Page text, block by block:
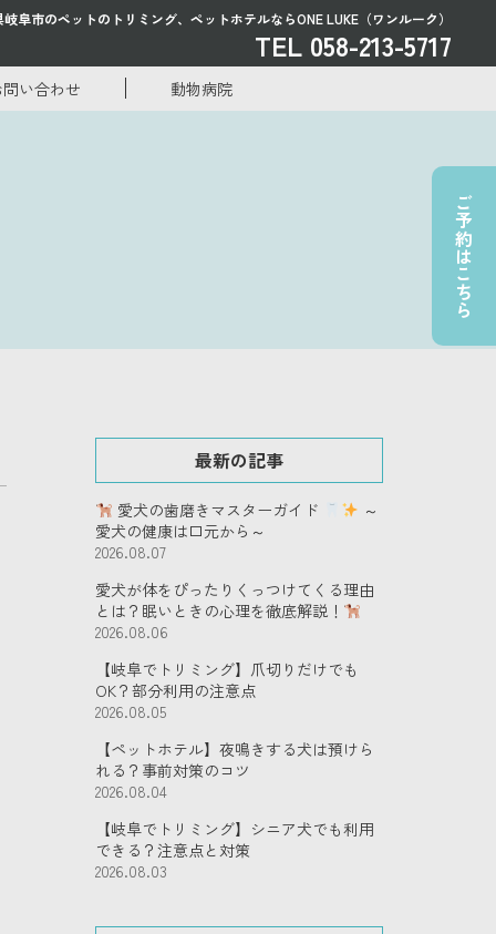
阜市のペットのトリミング、 ペットホテルならONE LUKE（ワンルーク）
TEL 058-213-5717
い合わせ 動物病院
ご予約はこちら
最新の記事
愛犬の歯磨きマスターガイド
～
愛犬の健康は口元から～
2026.08.07
愛犬が体をぴったりくっつけてくる理由
とは？眠いときの心理を徹底解説！
2026.08.06
【岐阜でトリミング】爪切りだけでも
OK？部分利用の注意点
2026.08.05
【ペットホテル】夜鳴きする犬は預けら
れる？事前対策のコツ
2026.08.04
【岐阜でトリミング】シニア犬でも利用
できる？注意点と対策
2026.08.03